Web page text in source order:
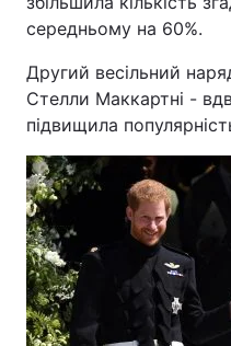
середньому на 60%.
Другий весільний
Стелли Маккартні -
підвищила